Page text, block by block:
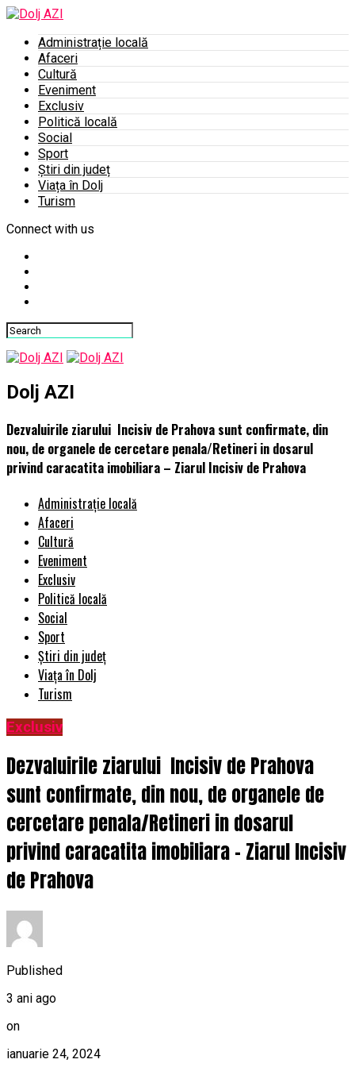
Administrație locală
Afaceri
Cultură
Eveniment
Exclusiv
Politică locală
Social
Sport
Știri din județ
Viața în Dolj
Turism
Connect with us
Dolj AZI
Dezvaluirile ziarului Incisiv de Prahova sunt confirmate, din
nou, de organele de cercetare penala/Retineri in dosarul
privind caracatita imobiliara – Ziarul Incisiv de Prahova
Administrație locală
Afaceri
Cultură
Eveniment
Exclusiv
Politică locală
Social
Sport
Știri din județ
Viața în Dolj
Turism
Exclusiv
Dezvaluirile ziarului Incisiv de Prahova
sunt confirmate, din nou, de organele de
cercetare penala/Retineri in dosarul
privind caracatita imobiliara – Ziarul Incisiv
de Prahova
Published
3 ani ago
on
ianuarie 24, 2024